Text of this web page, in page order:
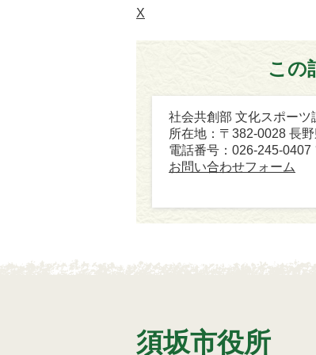
X
この
社会共創部 文化スポーツ
所在地：〒382-0028 長
電話番号：026-245-
お問い合わせフォーム
須坂市役所